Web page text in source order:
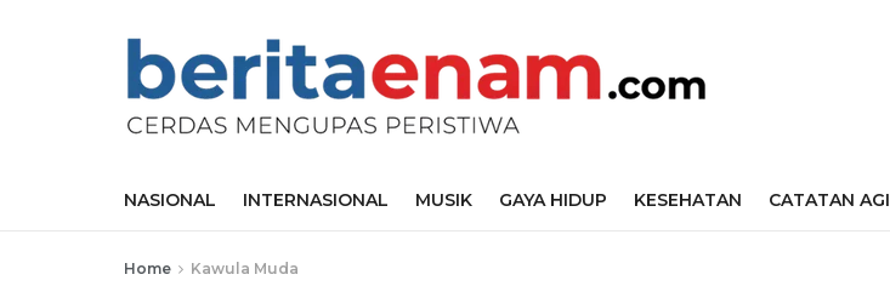
NASIONAL INTERNASIONAL MUSIK GAYA HIDUP KESEHATAN CATATAN AGI
Home Kawula Muda